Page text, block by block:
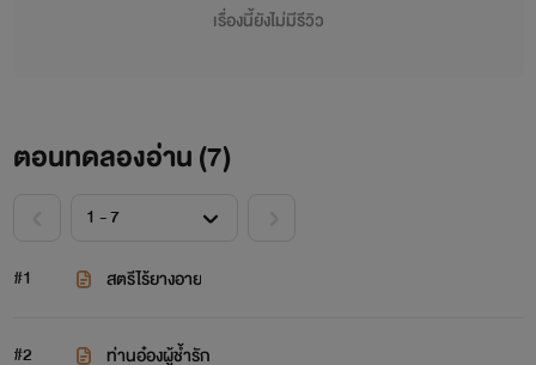
เรื่องนี้ยังไม่มีรีวิว
ตอนทดลองอ่าน (7)
#1 สตรีไร้ยางอาย
#2 ท่านอ๋องผู้ช้ำรัก